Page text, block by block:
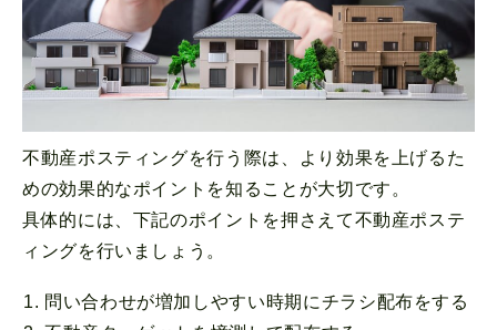
不動産ポスティングを行う際は、より効果を上げるた
めの効果的なポイントを知ることが大切です。
具体的には、下記のポイントを押さえて不動産ポステ
ィングを行いましょう。
問い合わせが増加しやすい時期にチラシ配布をする